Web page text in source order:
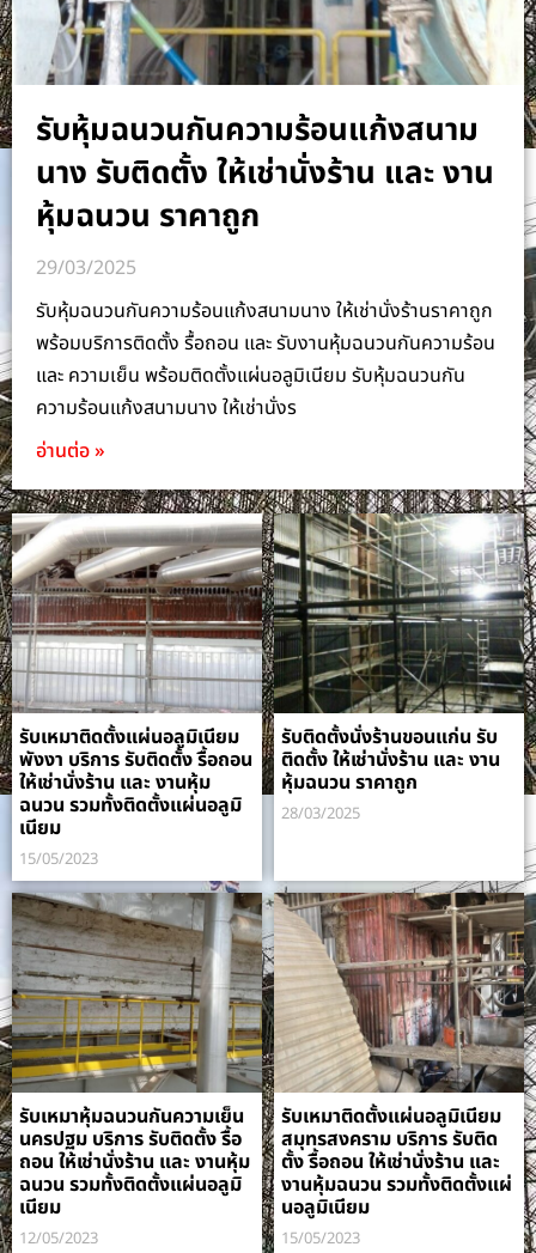
รับหุ้มฉนวนกันความร้อนแก้งสนาม
นาง รับติดตั้ง ให้เช่านั่งร้าน และ งาน
หุ้มฉนวน ราคาถูก
29/03/2025
รับหุ้มฉนวนกันความร้อนแก้งสนามนาง ให้เช่านั่งร้านราคาถูก
พร้อมบริการติดตั้ง รื้อถอน และ รับงานหุ้มฉนวนกันความร้อน
และ ความเย็น พร้อมติดตั้งแผ่นอลูมิเนียม รับหุ้มฉนวนกัน
ความร้อนแก้งสนามนาง ให้เช่านั่งร
อ่านต่อ »
รับเหมาติดตั้งแผ่นอลูมิเนียม
พังงา บริการ รับติดตั้ง รื้อถอน
ให้เช่านั่งร้าน และ งานหุ้ม
ฉนวน รวมทั้งติดตั้งแผ่นอลูมิ
เนียม
15/05/2023
รับติดตั้งนั่งร้านขอนแก่น รับ
ติดตั้ง ให้เช่านั่งร้าน และ งาน
หุ้มฉนวน ราคาถูก
28/03/2025
รับเหมาหุ้มฉนวนกันความเย็น
นครปฐม บริการ รับติดตั้ง รื้อ
ถอน ให้เช่านั่งร้าน และ งานหุ้ม
ฉนวน รวมทั้งติดตั้งแผ่นอลูมิ
เนียม
12/05/2023
รับเหมาติดตั้งแผ่นอลูมิเนียม
สมุทรสงคราม บริการ รับติด
ตั้ง รื้อถอน ให้เช่านั่งร้าน และ
งานหุ้มฉนวน รวมทั้งติดตั้งแผ่
นอลูมิเนียม
15/05/2023